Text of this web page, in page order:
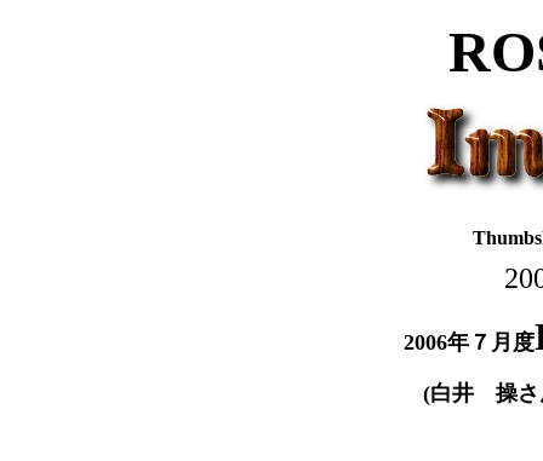
2006年７月度
(白井 操さ